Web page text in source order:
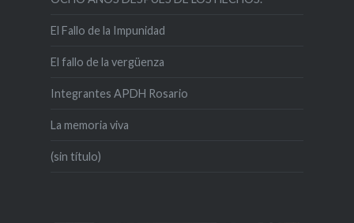
El Fallo de la Impunidad
El fallo de la vergüenza
Integrantes APDH Rosario
La memoria viva
(sin título)